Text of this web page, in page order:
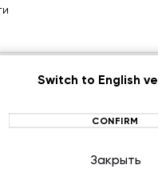
Switch to English
CONFIRM
Закрыть